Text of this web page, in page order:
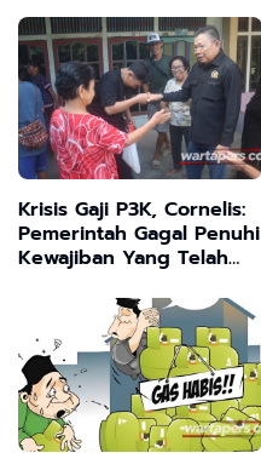
Krisis Gaji P3K, Cornelis:
Pemerintah Gagal Penuhi
Kewajiban Yang Telah